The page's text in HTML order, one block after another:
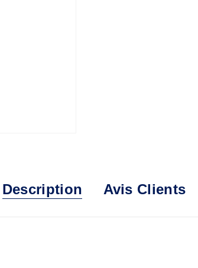
Description Avis Clients